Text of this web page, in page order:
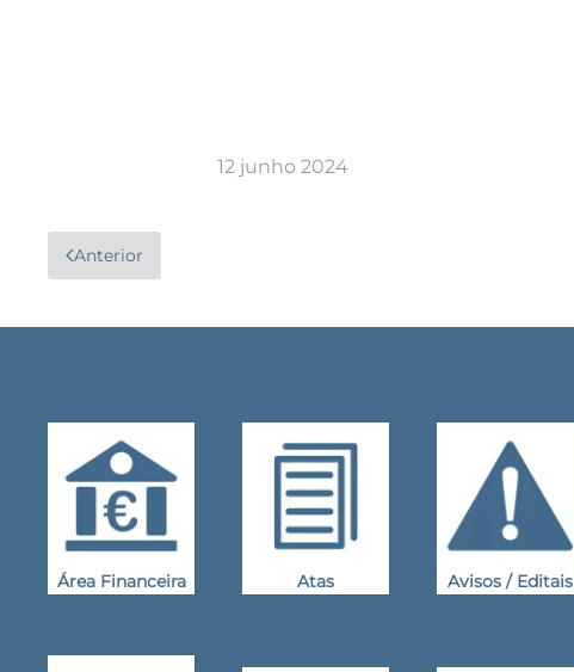
12 junho 2024
Anterior
Área Financeira Atas Avisos / Editais